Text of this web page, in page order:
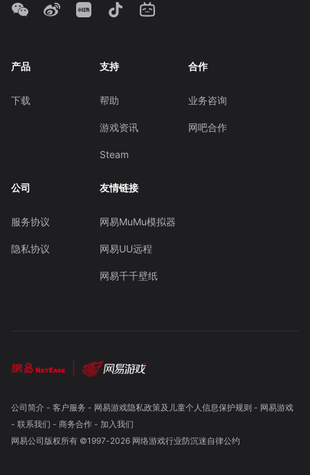
产品
下载
支持
帮助
游戏资讯
Steam
合作
业务咨询
网吧合作
公司
服务协议
隐私协议
友情链接
网易MuMu模拟器
网易UU远程
网易千千壁纸
公司简介- 客户服务 - 网易游戏隐私政策及儿童个人信息保护规则 - 网易游戏
- 联系我们 - 商务合作- 加入我们
网易公司版权所有 ©1997-2026 网络游戏行业防沉迷自律公约